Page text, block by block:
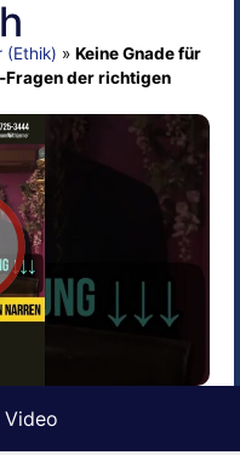
(Ethik) » Keine Gnade für
Fragen der richtigen
Video